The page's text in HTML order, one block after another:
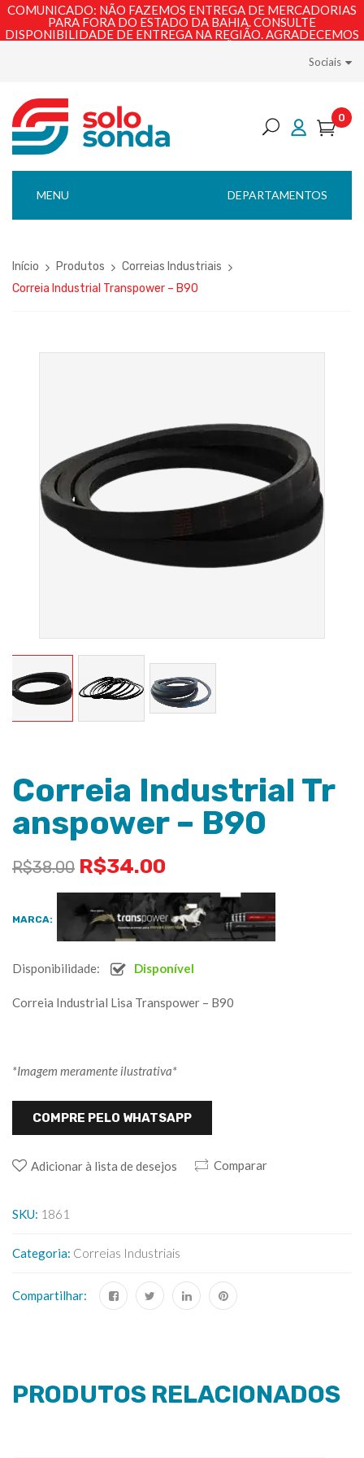
COMUNICADO: NÃO FAZEMOS ENTREGA DE MERCADORIAS
PARA FORA DO ESTADO DA BAHIA. CONSULTE
DISPONIBILIDADE DE ENTREGA NA REGIÃO. AGRADECEMOS
Sociais
0
DEPARTAMENTOS
MENU
Início Produtos
Correias Industriais
Correia Industrial Transpower – B90
Correia Industrial Tr
anspower – B90
R$38.00 R$34.00
MARCA:
Disponibilidade: Disponível
Correia Industrial Lisa Transpower – B90
*Imagem meramente ilustrativa*
COMPRE PELO WHATSAPP
Adicionar à lista de desejos Comparar
SKU: 1861
Categoria: Correias Industriais
Compartilhar:
PRODUTOS RELACIONADOS